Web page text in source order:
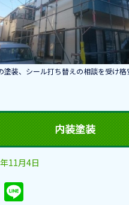
塗装、シール打ち替えの相談を受け
内装塗装
11月4日
X